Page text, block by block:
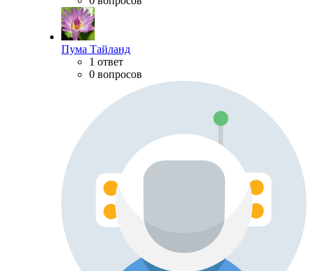
Пума Тайланд
1 ответ
0 вопросов